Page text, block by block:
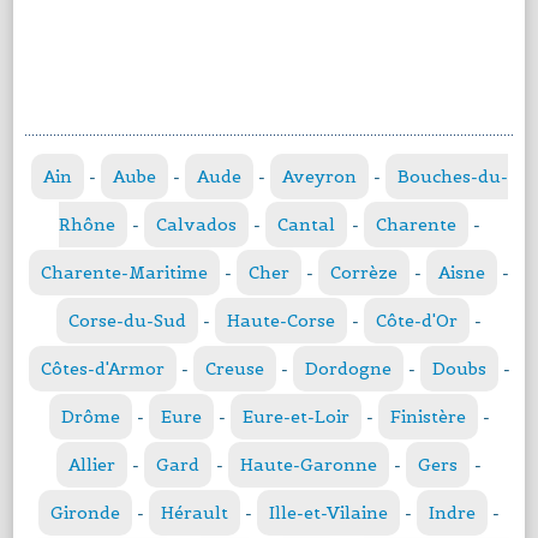
Ain - Aube - Aude - Aveyron - Bouches-du-
Rhône - Calvados - Cantal - Charente -
Charente-Maritime - Cher - Corrèze - Aisne -
Corse-du-Sud - Haute-Corse - Côte-d'Or -
Côtes-d'Armor - Creuse - Dordogne - Doubs -
Drôme - Eure - Eure-et-Loir - Finistère -
Allier - Gard - Haute-Garonne - Gers -
Gironde - Hérault - Ille-et-Vilaine - Indre -